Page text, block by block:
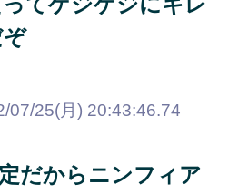
07/25(月) 20:43:46.74
だからニンフィア